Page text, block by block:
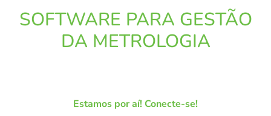
SOFTWARE PARA GESTÃO
DA METROLOGIA
Estamos por aí! Conecte-se!